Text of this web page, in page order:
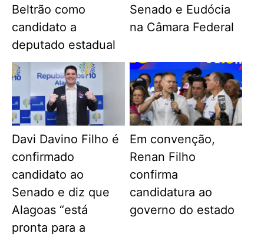
Beltrão como
candidato a
deputado estadual
Senado e Eudócia
na Câmara Federal
Davi Davino Filho é
confirmado
candidato ao
Senado e diz que
Alagoas “está
pronta para a
Em convenção,
Renan Filho
confirma
candidatura ao
governo do estado